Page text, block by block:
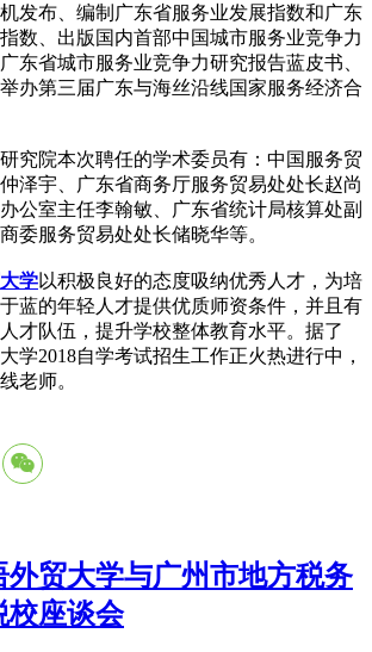
发布、编制广东省服务业发展指数和广东
数、出版国内首部中国城市服务业竞争力
东省城市服务业竞争力研究报告蓝皮书、
办第三届广东与海丝沿线国家服务经济合
院本次聘任的学术委员有：中国服务贸
泽宇、广东省商务厅服务贸易处处长赵尚
公室主任李翰敏、广东省统计局核算处副
委服务贸易处处长储晓华等。
学以积极良好的态度吸纳优秀人才，为培
蓝的年轻人才提供优质师资条件，并且有
才队伍，提升学校整体教育水平。据了
学2018自学考试招生工作正火热进行中，
老师。
外贸大学与广州市地方税务
校座谈会